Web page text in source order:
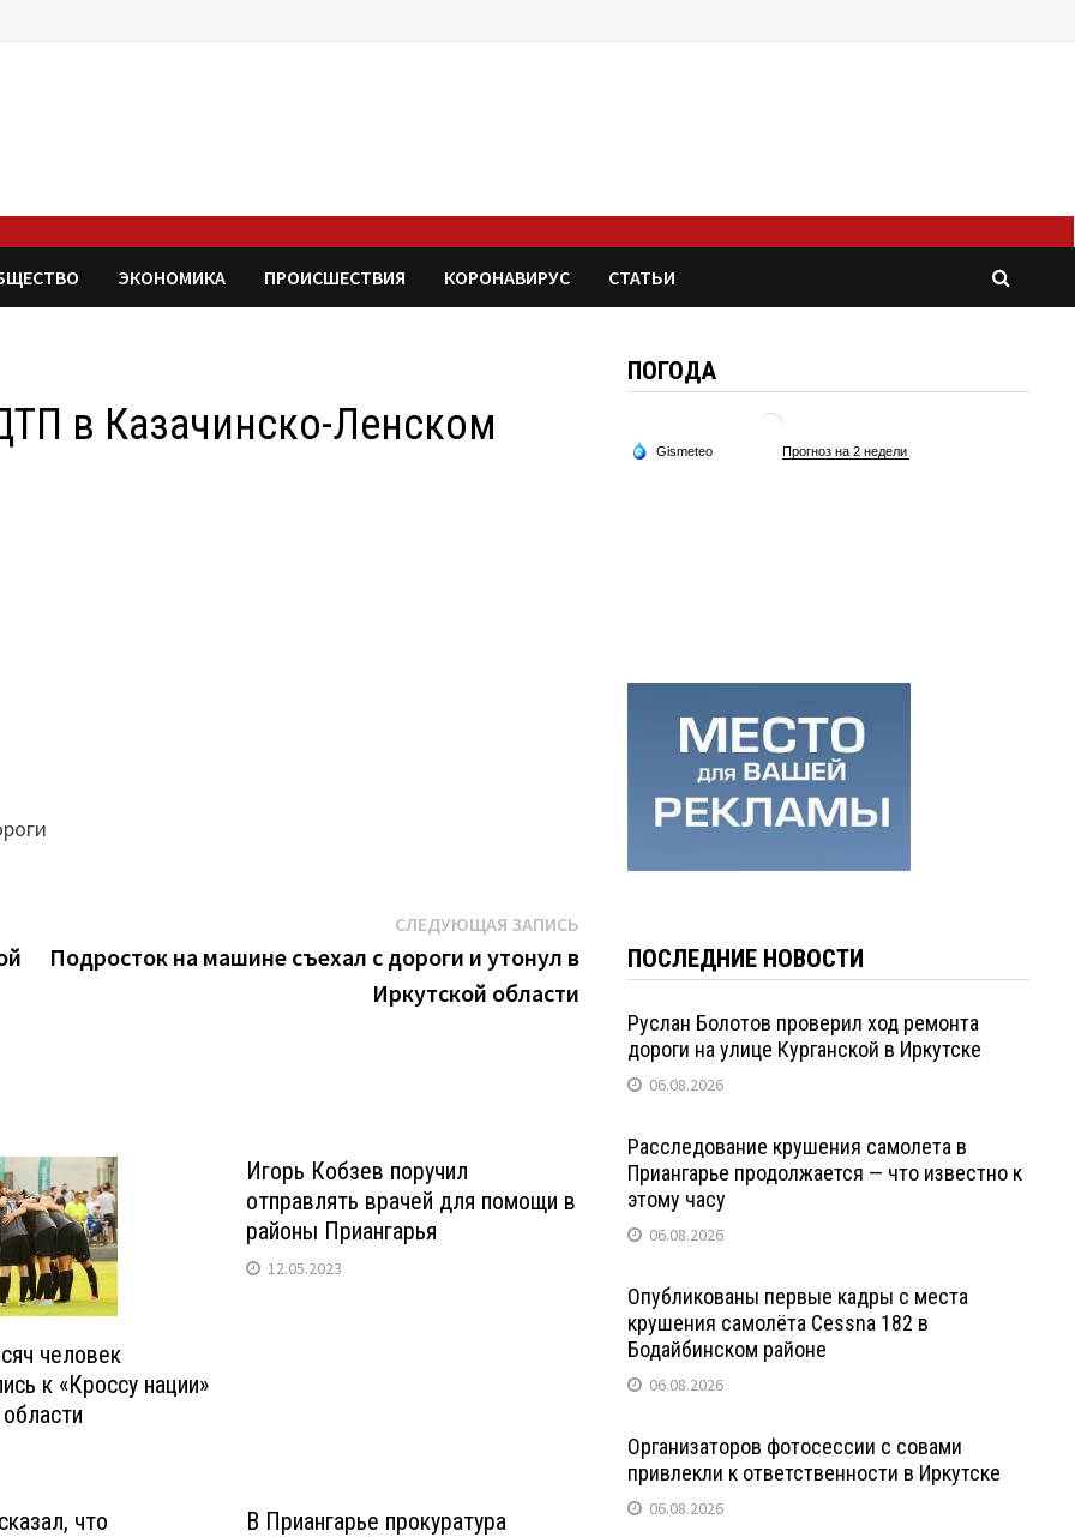
ЭКОНОМИКА ПРОИСШЕСТВИЯ КОРОНАВИРУС СТАТЬИ
в Казачинско-Ленском
СЛЕДУЮЩАЯ ЗАПИСЬСледующая
запись:
Подросток на машине съехал с дороги и утонул в
Иркутской области
человек
к «Кроссу нации»
Игорь Кобзев поручил
отправлять врачей для помощи в
районы Приангарья
12.05.2023
что
В Приангарье прокуратура
ПОГОДА
ПОСЛЕДНИЕ НОВОСТИ
Руслан Болотов проверил ход ремонта
дороги на улице Курганской в Иркутске
06.08.2026
Расследование крушения самолета в
Приангарье продолжается — что известно к
этому часу
06.08.2026
Опубликованы первые кадры с места
крушения самолёта Cessna 182 в
Бодайбинском районе
06.08.2026
Организаторов фотосессии с совами
привлекли к ответственности в Иркутске
06.08.2026